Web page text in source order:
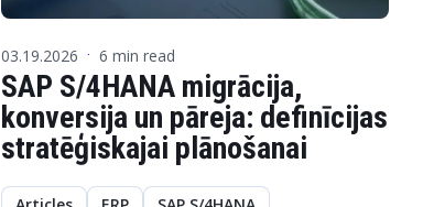
03.19.2026 · 6 min read
SAP S/4HANA migrācija,
konversija un pāreja: definīcijas
stratēģiskajai plānošanai